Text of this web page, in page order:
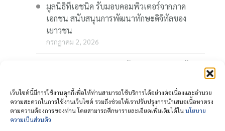
เว็บไซต์นี้มีการใช้งานคุกกี้เพื่อให้ท่านสามารถใช้บริการได้อย่างต่อเนื่องและอำนวย
ความสะดวกในการใช้งานเว็บไซต์ รวมถึงช่วยให้เราปรับปรุงการนำเสนอเนื้อหาตรง
ตามความต้องการของท่าน โดยสามารถศึกษารายละเอียดเพิ่มเติมได้ในนโยบาย
ความเป็นส่วนตัว
มูลนิธิทีเอชนิค รับมอบคอมพิวเตอร์จากภาค
เอกชน สนับสนุนการพัฒนาทักษะดิจิทัลของ
เยาวชน
กรกฎาคม 2, 2026
Business: AI พลิกเกมธุรกิจ สร้างโอกาสใหม่ใน
โลกดิจิทัล” 23 กรกฎาคมนี้
กรกฎาคม 1, 2026